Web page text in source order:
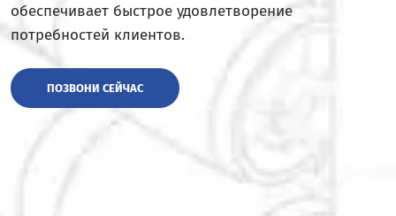
обеспечивает быстрое удовлетворение
потребностей клиентов.
ПОЗВОНИ СЕЙЧАС